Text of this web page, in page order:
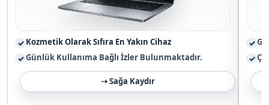
✓ Kozmetik Olarak Sıfıra En Yakın Cihaz
✓Günlük Kullanıma Bağlı İzler Bulunmaktadır.
✓
✓